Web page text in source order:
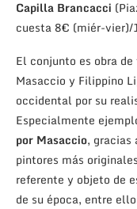
Capilla Brancacci
cuesta 8€ (miér-
El conjunto es obra
Masaccio y Filippino
occidental por su
Especialmente
por Masaccio, gracias
pintores más
referente y objeto de
de su época, entre